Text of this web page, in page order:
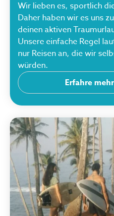
Wir lieben es, sportlich
Daher haben wir es uns
deinen aktiven
Unsere einfache Regel
nur Reisen an, die wir
würden.
Erfahre